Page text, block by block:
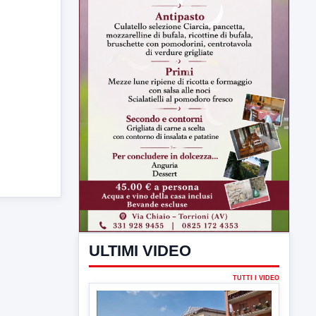
ULTIMI VIDEO
TUTTI I VIDEO